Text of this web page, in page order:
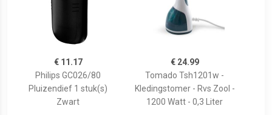
€ 11.17
Philips GC026/80
Pluizendief 1 stuk(s)
Zwart
€ 24.99
Tomado Tsh1201w -
Kledingstomer - Rvs Zool -
1200 Watt - 0,3 Liter